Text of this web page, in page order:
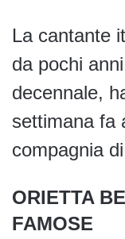
La cantante
da pochi
decennale,
settimana fa
compagnia
ORIETTA
FAMOSE